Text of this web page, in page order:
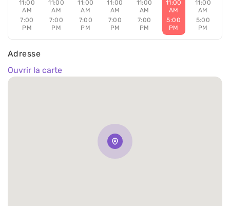
Adresse
Ouvrir la carte
11:00
AM
7:00
PM
11:00
AM
7:00
PM
11:00
AM
7:00
PM
11:00
AM
7:00
PM
11:00
AM
7:00
PM
11:00
AM
5:00
PM
11:00
AM
5:00
PM